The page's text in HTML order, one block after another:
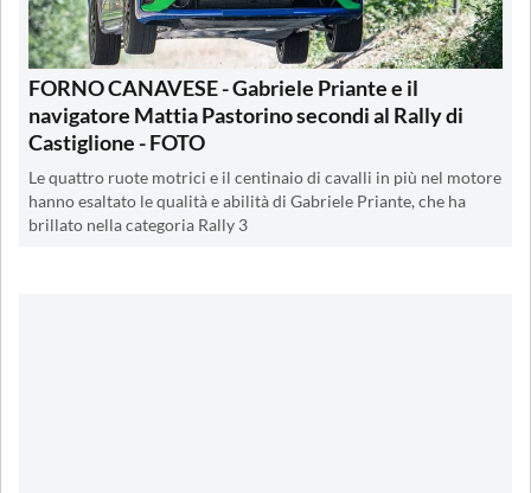
FORNO CANAVESE - Gabriele Priante e il
navigatore Mattia Pastorino secondi al Rally di
Castiglione - FOTO
Le quattro ruote motrici e il centinaio di cavalli in più nel motore
hanno esaltato le qualità e abilità di Gabriele Priante, che ha
brillato nella categoria Rally 3